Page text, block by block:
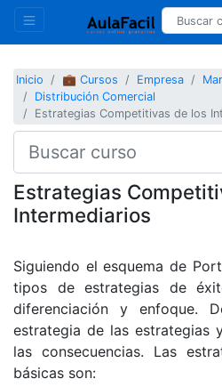
Inicio 💼 Cursos Empresa
Distribución Comercial
Estrategias Competitivas de los
Estrategias
Intermediarios
Siguiendo el esquema de
tipos de estrategias de
diferenciación y enfoque.
estrategia de las estrategias
las consecuencias. Las
básicas son: